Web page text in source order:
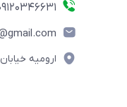
ارومیه